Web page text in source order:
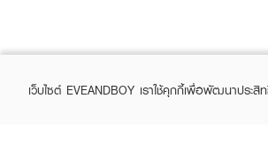
เว็บไซต์ EVEANDBOY เราใช้คุกกี้เพื่อพัฒนาประ